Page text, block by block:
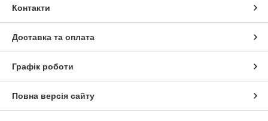
Контакти
Доставка та оплата
Графік роботи
Повна версія сайту